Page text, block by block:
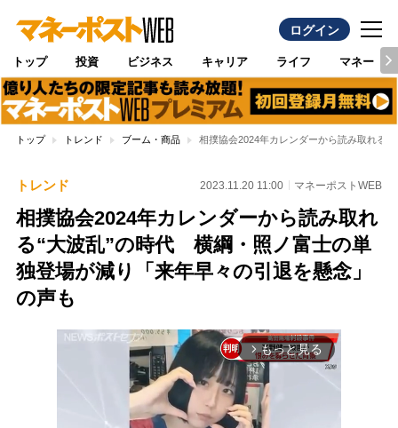
ログイン
トップ 投資 ビジネス キャリア ライフ マネー
トップ トレンド ブーム・商品 相撲協会2024年カレンダーから読み取れる
トレンド 2023.11.20 11:00 マネーポストWEB
相撲協会2024年カレンダーから読み取れ
る“大波乱”の時代 横綱・照ノ富士の単
独登場が減り「来年早々の引退を懸念」
の声も
arrow_forward_ios もっと見る